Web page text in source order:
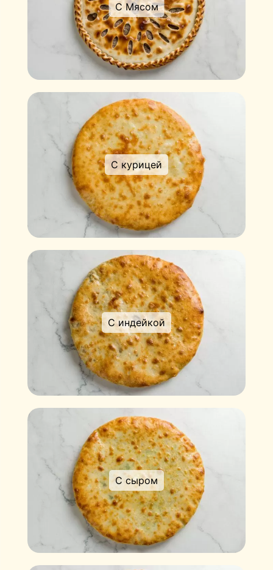
С Мясом
С курицей
С индейкой
С сыром